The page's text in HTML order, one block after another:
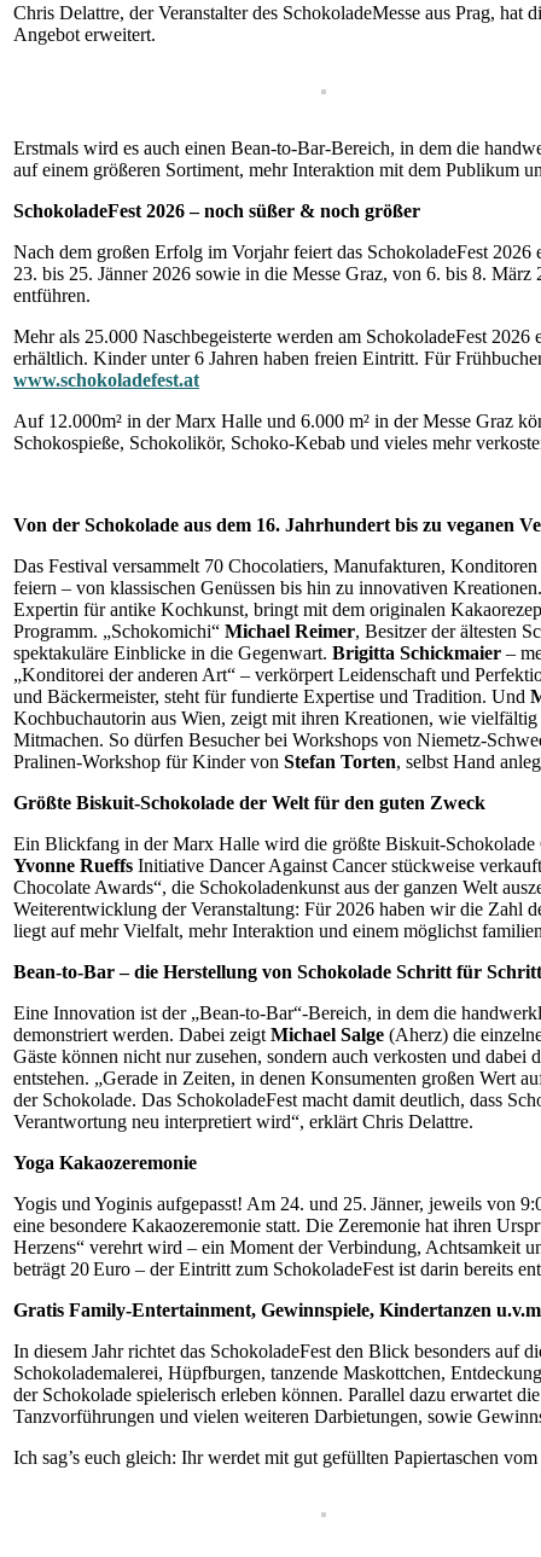
Chris Delattre, der Veranstalter des SchokoladeMesse aus Prag,
Angebot erweitert.
Erstmals wird es auch einen Bean-to-Bar-Bereich, in dem die
auf einem größeren Sortiment, mehr Interaktion mit dem Publikum
SchokoladeFest 2026 – noch süßer & noch größer
Nach dem großen Erfolg im Vorjahr feiert das SchokoladeFest
23. bis 25. Jänner 2026 sowie in die Messe Graz, von 6. bis 8.
entführen.
Mehr als 25.000 Naschbegeisterte werden am SchokoladeFest
erhältlich. Kinder unter 6 Jahren haben freien Eintritt. Für
www.schokoladefest.at
Auf 12.000m² in der Marx Halle und 6.000 m² in der Messe Graz
Schokospieße, Schokolikör, Schoko-Kebab und vieles mehr
Von der Schokolade aus dem 16. Jahrhundert bis zu veganen
Das Festival versammelt 70 Chocolatiers, Manufakturen,
feiern – von klassischen Genüssen bis hin zu innovativen
Expertin für antike Kochkunst, bringt mit dem originalen
Programm. „Schokomichi“ Michael Reimer, Besitzer der ältesten
spektakuläre Einblicke in die Gegenwart. Brigitta Schickmaier –
„Konditorei der anderen Art“ – verkörpert Leidenschaft und
und Bäckermeister, steht für fundierte Expertise und Tradition. Und
Kochbuchautorin aus Wien, zeigt mit ihren Kreationen, wie
Mitmachen. So dürfen Besucher bei Workshops von Niemetz-
Pralinen-Workshop für Kinder von Stefan Torten, selbst Hand
Größte Biskuit-Schokolade der Welt für den guten Zweck
Ein Blickfang in der Marx Halle wird die größte Biskuit-
Yvonne Rueffs Initiative Dancer Against Cancer stückweise
Chocolate Awards“, die Schokoladenkunst aus der ganzen Welt
Weiterentwicklung der Veranstaltung: Für 2026 haben wir die Zahl
liegt auf mehr Vielfalt, mehr Interaktion und einem möglichst
Bean-to-Bar – die Herstellung von Schokolade Schritt für
Eine Innovation ist der „Bean-to-Bar“-Bereich, in dem die
demonstriert werden. Dabei zeigt Michael Salge (Aherz) die
Gäste können nicht nur zusehen, sondern auch verkosten und
entstehen. „Gerade in Zeiten, in denen Konsumenten großen Wert
der Schokolade. Das SchokoladeFest macht damit deutlich, dass
Verantwortung neu interpretiert wird“, erklärt Chris Delattre.
Yoga Kakaozeremonie
Yogis und Yoginis aufgepasst! Am 24. und 25. Jänner, jeweils von
eine besondere Kakaozeremonie statt. Die Zeremonie hat ihren
Herzens“ verehrt wird – ein Moment der Verbindung, Achtsamkeit
beträgt 20 Euro – der Eintritt zum SchokoladeFest ist darin bereits
Gratis Family-Entertainment, Gewinnspiele, Kindertanzen
In diesem Jahr richtet das SchokoladeFest den Blick besonders auf
Schokolademalerei, Hüpfburgen, tanzende Maskottchen,
der Schokolade spielerisch erleben können. Parallel dazu erwartet
Tanzvorführungen und vielen weiteren Darbietungen, sowie
Ich sag’s euch gleich: Ihr werdet mit gut gefüllten Papiertaschen